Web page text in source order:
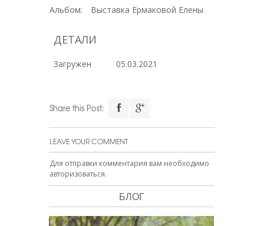
Альбом: Выставка Ермаковой Елены
ДЕТАЛИ
Загружен 05.03.2021
Share this Post:
LEAVE YOUR COMMENT
Для отправки комментария вам необходимо
авторизоваться.
БЛОГ